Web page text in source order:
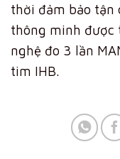
thời đảm bảo tận
thông minh được
nghệ đo 3 lần
tim IHB.